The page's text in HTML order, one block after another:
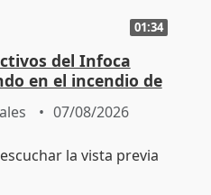
01:34
del Infoca
en el incendio de
07/08/2026